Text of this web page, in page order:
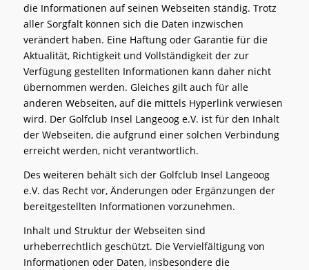
die Informationen auf seinen Webseiten ständig. Trotz
aller Sorgfalt können sich die Daten inzwischen
verändert haben. Eine Haftung oder Garantie für die
Aktualität, Richtigkeit und Vollständigkeit der zur
Verfügung gestellten Informationen kann daher nicht
übernommen werden. Gleiches gilt auch für alle
anderen Webseiten, auf die mittels Hyperlink verwiesen
wird. Der Golfclub Insel Langeoog e.V. ist für den Inhalt
der Webseiten, die aufgrund einer solchen Verbindung
erreicht werden, nicht verantwortlich.
Des weiteren behält sich der Golfclub Insel Langeoog
e.V. das Recht vor, Änderungen oder Ergänzungen der
bereitgestellten Informationen vorzunehmen.
Inhalt und Struktur der Webseiten sind
urheberrechtlich geschützt. Die Vervielfältigung von
Informationen oder Daten, insbesondere die